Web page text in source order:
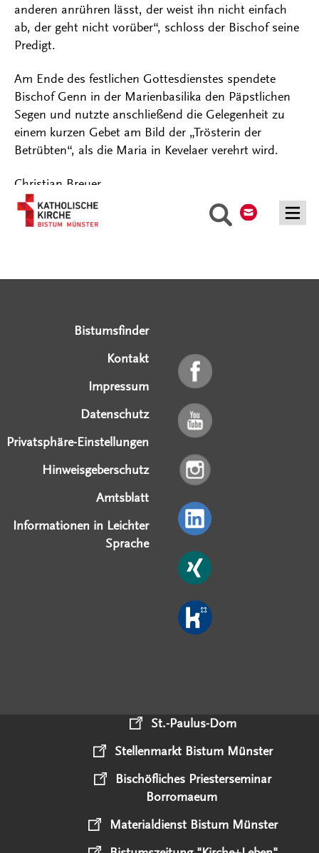
Suche
anderen anrühren lässt, der weist ihn nicht einfach
ab, der geht nicht vorüber“, schloss der Bischof seine
Predigt.
Am Ende des festlichen Gottesdienstes spendete
Bischof Genn in der Marienbasilika den Päpstlichen
Segen und nutzte anschließend die Gelegenheit zu
einem kurzen Gebet am Bild der „Trösterin der
Betrübten“, als die Maria in Kevelaer verehrt wird.
Christian Breuer
Bistumsfinder
Kontakt
Impressum
Datenschutz
Privatsphäre-Einstellungen
Hinweisgeberschutz
Amtsblatt
Informationen in Leichter
Sprache
St.-Paulus-Dom
Stellenmarkt Bistum Münster
Bischöfliches Priesterseminar
Borromaeum
Materialdienst Bistum Münster